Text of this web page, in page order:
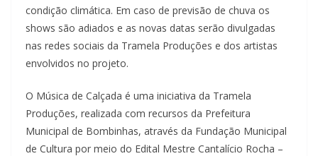
condição climática. Em caso de previsão de chuva os
shows são adiados e as novas datas serão divulgadas
nas redes sociais da Tramela Produções e dos artistas
envolvidos no projeto.
O Música de Calçada é uma iniciativa da Tramela
Produções, realizada com recursos da Prefeitura
Municipal de Bombinhas, através da Fundação Municipal
de Cultura por meio do Edital Mestre Cantalício Rocha –